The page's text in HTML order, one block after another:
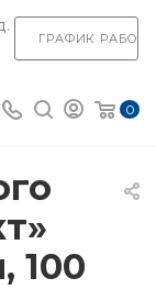
ГРАФИК
0
100